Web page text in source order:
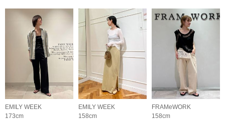
EMILY WEEK
173cm
EMILY WEEK
158cm
FRAMeWORK
158cm